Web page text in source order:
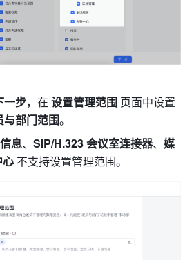
一步，在 设置管理范围 页面中设置
与部门范围。
息、SIP/H.323 会议室连接器、媒
心 不支持设置管理范围。